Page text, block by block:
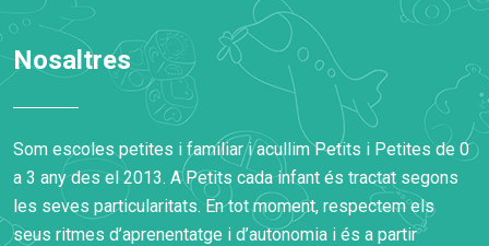
Nosaltres
Som escoles petites i familiar i acullim Petits i Petites de 0
a 3 any des el 2013. A Petits cada infant és tractat segons
les seves particularitats. En tot moment, respectem els
seus ritmes d’aprenentatge i d’autonomia i és a partir